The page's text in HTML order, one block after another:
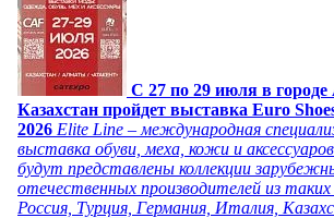
C 27 по 29 июля в
Казахстан пройдет выставка Euro
2026 Elite Line – международная
выставка обуви, меха, кожи и
будут представлены коллекции
отечественных производителей из
Россия, Турция, Германия, Италия,